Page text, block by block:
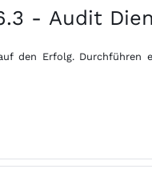
- Audit
den Erfolg. Durchführen